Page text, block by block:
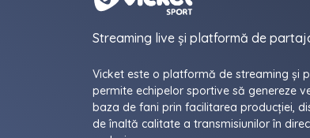
Streaming live și platformă de
Vicket este o platformă de streaming și
permite echipelor sportive să genereze
baza de fani prin facilitarea producției,
de înaltă calitate a transmisiunilor în